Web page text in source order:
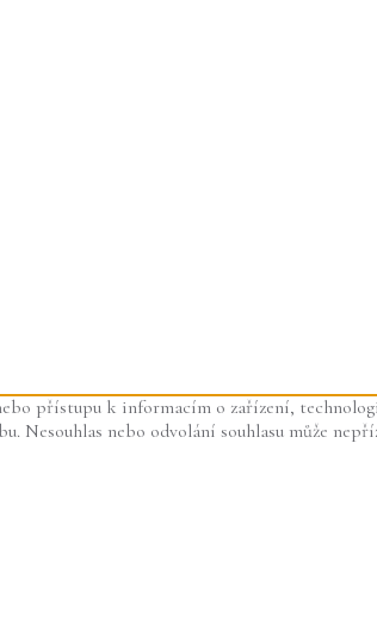
přístupu k informacím o zařízení,
Nesouhlas nebo odvolání souhlasu může